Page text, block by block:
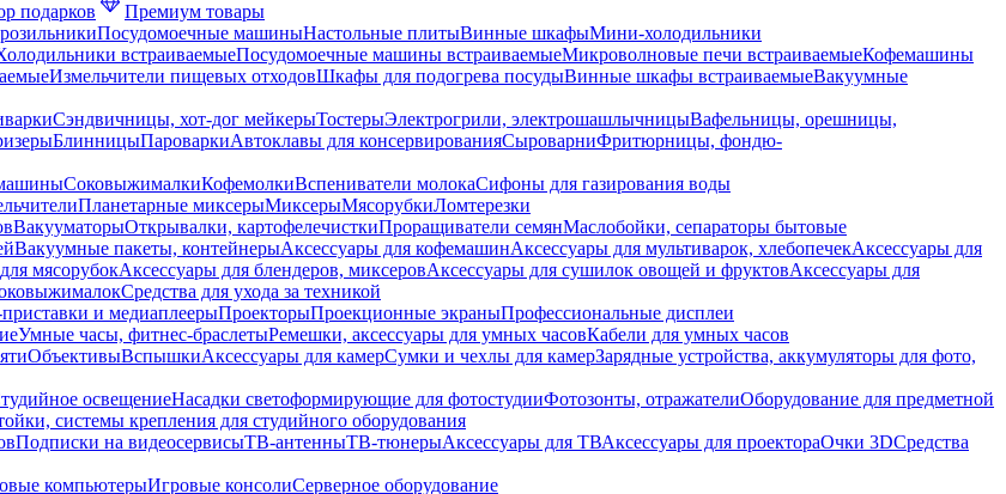
подарков
Премиум товары
Посудомоечные машиныНастольные плитыВинные шкафыМини-холодильники
встраиваемыеПосудомоечные машины встраиваемыеМикроволновые печи встраиваемыеКофемашины
Измельчители пищевых отходовШкафы для подогрева посудыВинные шкафы встраиваемыеВакуумные
Сэндвичницы, хот-дог мейкерыТостерыЭлектрогрили, электрошашлычницыВафельницы, орешницы,
БлинницыПароваркиАвтоклавы для консервированияСыроварниФритюрницы, фондю-
СоковыжималкиКофемолкиВспениватели молокаСифоны для газирования воды
Планетарные миксерыМиксерыМясорубкиЛомтерезки
ВакууматорыОткрывалки, картофелечисткиПроращиватели семянМаслобойки, сепараторы бытовые
Вакуумные пакеты, контейнерыАксессуары для кофемашинАксессуары для мультиварок, хлебопечекАксессуары для
мясорубокАксессуары для блендеров, миксеровАксессуары для сушилок овощей и фруктовАксессуары для
Средства для ухода за техникой
и медиаплеерыПроекторыПроекционные экраныПрофессиональные дисплеи
Умные часы, фитнес-браслетыРемешки, аксессуары для умных часовКабели для умных часов
ОбъективыВспышкиАксессуары для камерСумки и чехлы для камерЗарядные устройства, аккумуляторы для фото,
освещениеНасадки светоформирующие для фотостудииФотозонты, отражателиОборудование для предметной
системы крепления для студийного оборудования
Подписки на видеосервисыТВ-антенныТВ-тюнерыАксессуары для ТВАксессуары для проектораОчки 3DСредства
компьютерыИгровые консолиСерверное оборудование